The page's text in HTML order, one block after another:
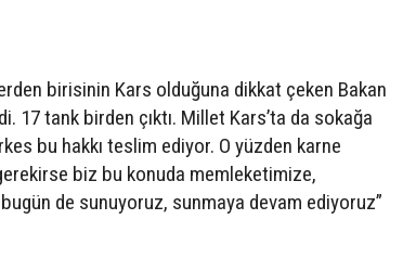
birisinin Kars olduğuna dikkat çeken Bakan
17 tank birden çıktı. Millet Kars’ta da sokağa
bu hakkı teslim ediyor. O yüzden karne
biz bu konuda memleketimize,
de sunuyoruz, sunmaya devam ediyoruz”